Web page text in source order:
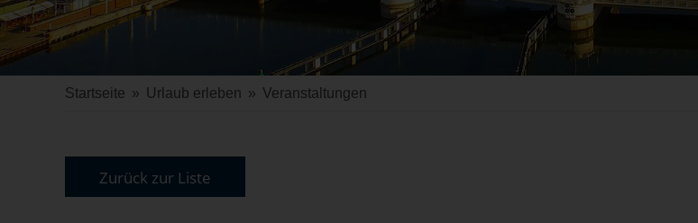
Startseite » Urlaub erleben » Veranstaltungen
Zurück zur Liste